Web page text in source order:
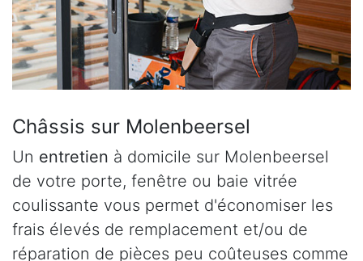
Châssis sur Molenbeersel
Un entretien à domicile sur Molenbeersel
de votre porte, fenêtre ou baie vitrée
coulissante vous permet d'économiser les
frais élevés de remplacement et/ou de
réparation de pièces peu coûteuses comme